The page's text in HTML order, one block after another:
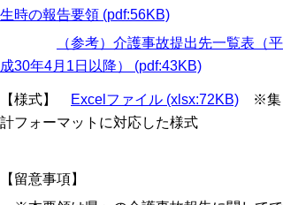
生時の報告要領 (pdf:56KB)
（参考）介護事故提出先一覧表（平
成30年4月1日以降） (pdf:43KB)
【様式】 Excelファイル (xlsx:72KB) ※集
計フォーマットに対応した様式
【留意事項】